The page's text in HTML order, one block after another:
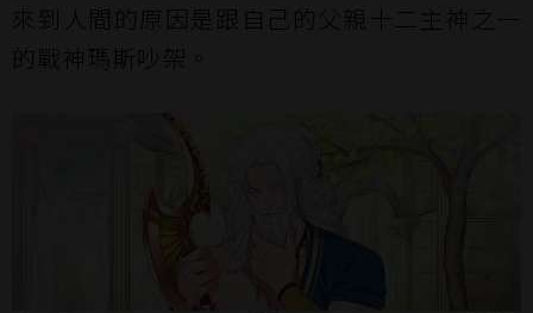
來到人間的原因是跟自己的父親十二主神之一
的戰神瑪斯吵架。